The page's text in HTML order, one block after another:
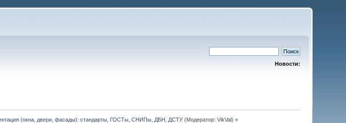
Новости:
(окна, двери, фасады): стандарты, ГОСТы, СНИПы, ДБН, ДСТУ (Модератор:VikVal) »